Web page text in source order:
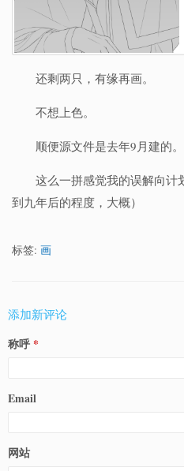
还剩两只，有缘再画。
不想上色。
顺便源文件是去年9月建的。
这么一拼感觉我的误解向计
到九年后的程度，大概）
标签: 画
添加新评论
称呼
Email
网站